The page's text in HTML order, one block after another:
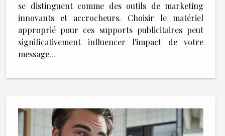
se distinguent comme des outils de marketing
innovants et accrocheurs. Choisir le matériel
approprié pour ces supports publicitaires peut
significativement influencer l'impact de votre
message...